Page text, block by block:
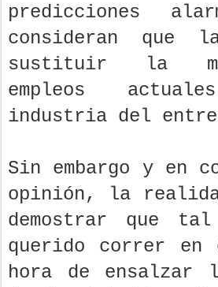
predicciones
consideran que
sustituir la
empleos
industria del
Sin embargo y en
opinión, la
demostrar que
querido correr en
hora de ensalzar